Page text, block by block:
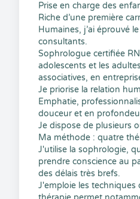
Prise en charge des
Riche d’une première
Humaines, j’ai éprouvé
consultants.
Sophrologue certifiée
adolescents et les
associatives, en
Je priorise la relation
Emphatie,
douceur et en
Je dispose de plusieurs
Ma méthode : quatre
​​​J'utilise la sophrologie,
prendre conscience au
des délais très brefs.
J'emploie les